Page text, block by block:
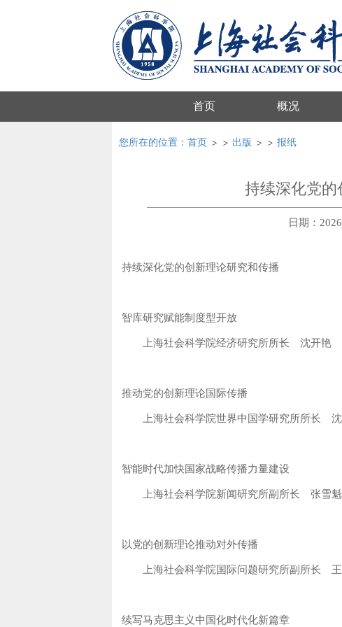
首页 概况
您所在的位置： 首页 出版 报纸
持续深化党的
日期：
持续深化党的创新理论研究和传播
智库研究赋能制度型开放
上海社会科学院经济研究所所长 沈开艳
推动党的创新理论国际传播
上海社会科学院世界中国学研究所所长 沈
智能时代加快国家战略传播力量建设
上海社会科学院新闻研究所副所长 张雪魁
以党的创新理论推动对外传播
上海社会科学院国际问题研究所副所长 王
续写马克思主义中国化时代化新篇章